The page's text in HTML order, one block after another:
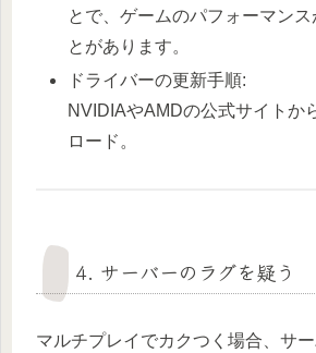
とで、ゲームのパフォーマンス
とがあります。
ドライバーの更新手順:
NVIDIAやAMDの公式サイトか
ロード。
4. サーバーのラグを疑う
マルチプレイでカクつく場合、サ